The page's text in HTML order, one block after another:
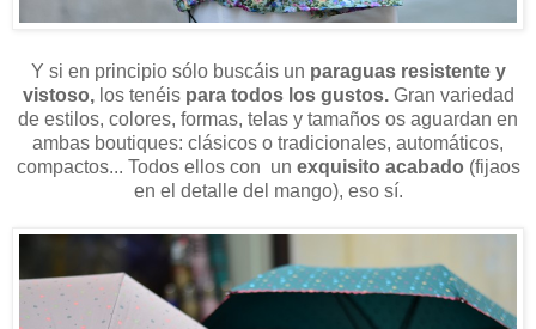
Y si en principio sólo buscáis un paraguas resistente y
vistoso, los tenéis para todos los gustos.Gran variedad
de estilos, colores, formas, telas y tamaños os aguardan en
ambas boutiques: clásicos o tradicionales, automáticos,
compactos... Todos ellos con un exquisito acabado (fijaos
en el detalle del mango), eso sí.